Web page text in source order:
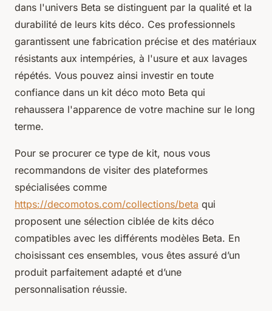
dans l'univers Beta se distinguent par la qualité et la
durabilité de leurs kits déco. Ces professionnels
garantissent une fabrication précise et des matériaux
résistants aux intempéries, à l'usure et aux lavages
répétés. Vous pouvez ainsi investir en toute
confiance dans un kit déco moto Beta qui
rehaussera l'apparence de votre machine sur le long
terme.
Pour se procurer ce type de kit, nous vous
recommandons de visiter des plateformes
spécialisées comme
https://decomotos.com/collections/beta qui
proposent une sélection ciblée de kits déco
compatibles avec les différents modèles Beta. En
choisissant ces ensembles, vous êtes assuré d’un
produit parfaitement adapté et d’une
personnalisation réussie.